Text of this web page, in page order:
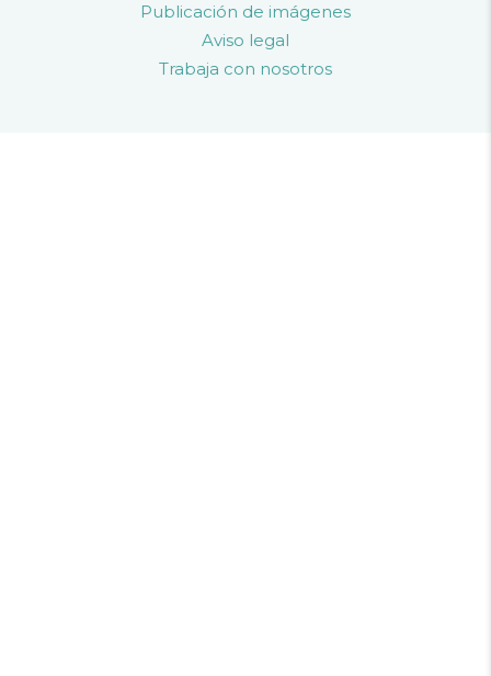
Publicación de imágenes
Aviso legal
Trabaja con nosotros